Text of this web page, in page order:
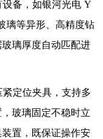
设备，如银河光电 Y
璃等异形、高精度钻
璃厚度自动匹配进
紧定位夹具，支持多
玻璃固定不稳时立
置，既保证操作安